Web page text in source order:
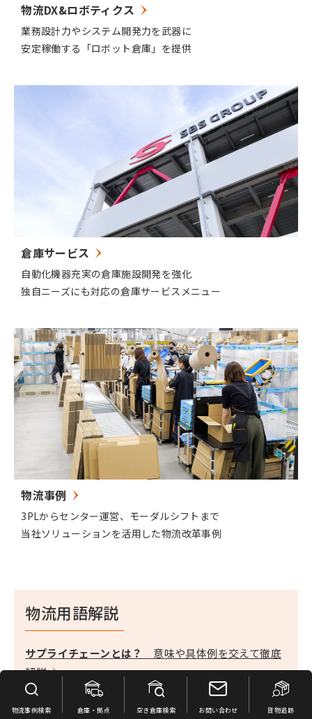
物流DX&ロボティクス
業務設計力やシステム開発力を武器に
安定稼働する「ロボット倉庫」を提供
倉庫サービス
自動化機器充実の倉庫施設開発を強化
独自ニーズにも対応の倉庫サービスメニュー
物流事例
3PLからセンター運営、モーダルシフトまで
当社ソリューションを活用した物流改革事例
物流用語解説
サプライチェーンとは？
意味や具体例を交えて徹底
解説
ロジスティクスとは？
物流との違いや課題・今後な
ど徹底解説
物流事例検索 倉庫・拠点 空き倉庫検索 お問い合わせ 貨物追跡